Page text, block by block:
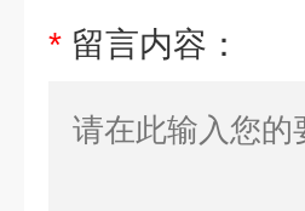
* 留言内容：